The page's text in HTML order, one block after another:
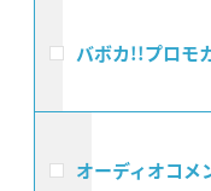
バボカ!!プロモ
オーディオコメ